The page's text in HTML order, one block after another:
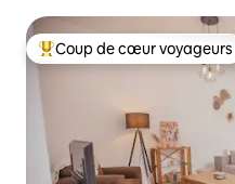
Coups de cœur voyageurs
Coup de cœur voyageurs